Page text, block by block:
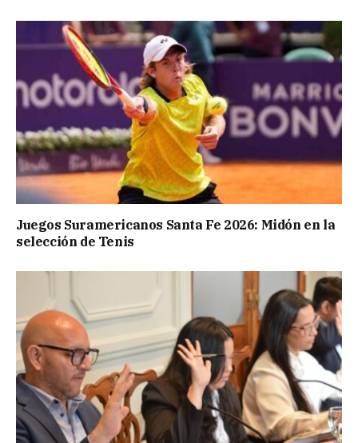
Juegos Suramericanos Santa Fe 2026: Midón en la
selección de Tenis